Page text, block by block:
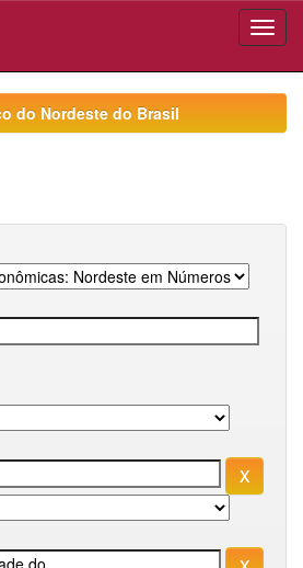
do Nordeste do Brasil